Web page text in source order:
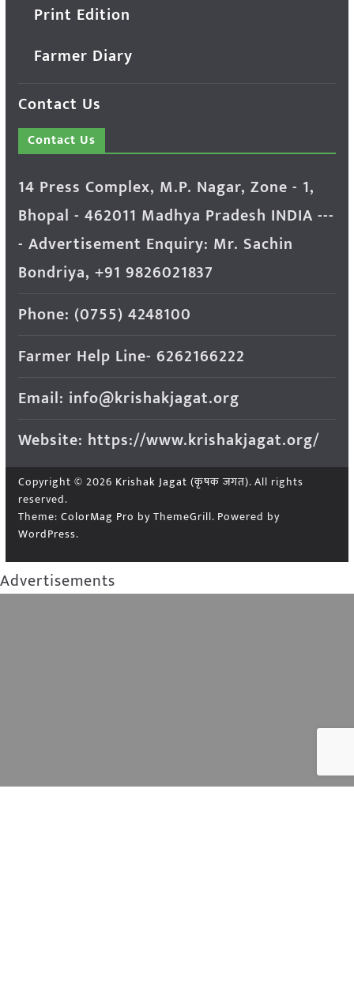
Print Edition
Farmer Diary
Contact Us
Contact Us
14 Press Complex, M.P. Nagar, Zone - 1,
Bhopal - 462011 Madhya Pradesh INDIA ---
- Advertisement Enquiry: Mr. Sachin
Bondriya, +91 9826021837
Phone: (0755) 4248100
Farmer Help Line- 6262166222
Email: info@krishakjagat.org
Website: https://www.krishakjagat.org/
Copyright © 2026 Krishak Jagat (कृषक जगत). All rights
reserved.
Theme: ColorMag Pro by ThemeGrill. Powered by
WordPress.
Advertisements